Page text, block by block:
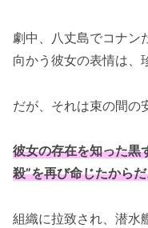
劇中、八丈島でコナン
向かう彼女の表情は、
だが、それは束の間の
彼女の存在を知った黒
殺”を再び命じたから
組織に拉致され、潜水